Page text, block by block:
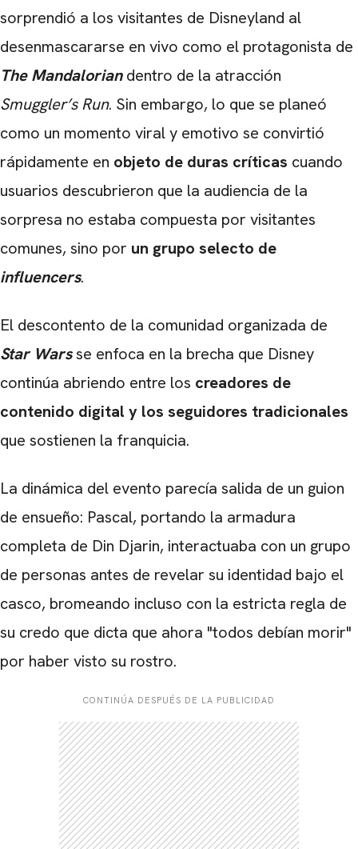
sorprendió a los visitantes de Disneyland al
desenmascararse en vivo como el protagonista de
The Mandaloriandentro de la atracción
Smuggler’s Run. Sin embargo, lo que se planeó
como un momento viral y emotivo se convirtió
rápidamente en objeto de duras críticas cuando
usuarios descubrieron que la audiencia de la
sorpresa no estaba compuesta por visitantes
comunes, sino por un grupo selecto de
influencers.
El descontento de la comunidad organizada de
Star Warsse enfoca en la brecha que Disney
continúa abriendo entre los creadores de
contenido digital y los seguidores tradicionales
que sostienen la franquicia.
La dinámica del evento parecía salida de un guion
de ensueño: Pascal, portando la armadura
completa de Din Djarin, interactuaba con un grupo
de personas antes de revelar su identidad bajo el
casco, bromeando incluso con la estricta regla de
su credo que dicta que ahora "todos debían morir"
por haber visto su rostro.
CONTINÚA DESPUÉS DE LA PUBLICIDAD